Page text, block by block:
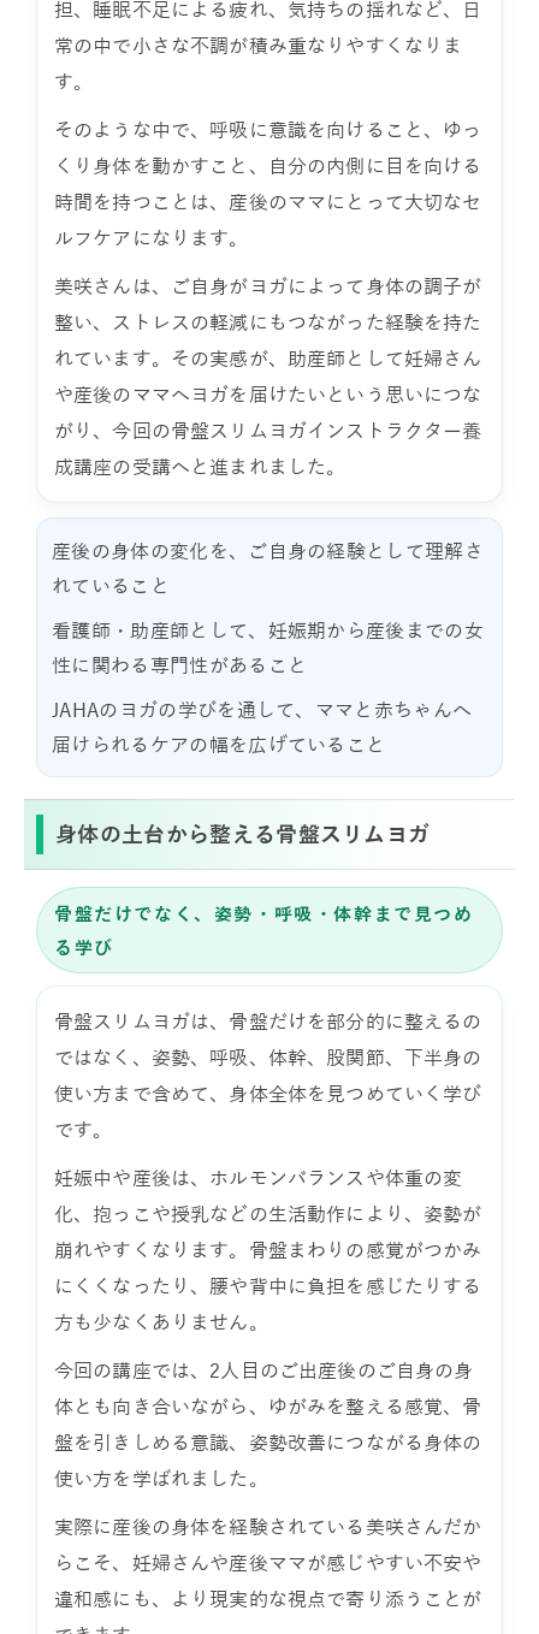
担、睡眠不足による疲れ、気持ちの揺れなど、日
常の中で小さな不調が積み重なりやすくなりま
す。
そのような中で、呼吸に意識を向けること、ゆっ
くり身体を動かすこと、自分の内側に目を向ける
時間を持つことは、産後のママにとって大切なセ
ルフケアになります。
美咲さんは、ご自身がヨガによって身体の調子が
整い、ストレスの軽減にもつながった経験を持た
れています。その実感が、助産師として妊婦さん
や産後のママへヨガを届けたいという思いにつな
がり、今回の骨盤スリムヨガインストラクター養
成講座の受講へと進まれました。
産後の身体の変化を、ご自身の経験として理解さ
れていること
看護師・助産師として、妊娠期から産後までの女
性に関わる専門性があること
JAHAのヨガの学びを通して、ママと赤ちゃんへ
届けられるケアの幅を広げていること
身体の土台から整える骨盤スリムヨガ
骨盤だけでなく、姿勢・呼吸・体幹まで見つめ
る学び
骨盤スリムヨガは、骨盤だけを部分的に整えるの
ではなく、姿勢、呼吸、体幹、股関節、下半身の
使い方まで含めて、身体全体を見つめていく学び
です。
妊娠中や産後は、ホルモンバランスや体重の変
化、抱っこや授乳などの生活動作により、姿勢が
崩れやすくなります。骨盤まわりの感覚がつかみ
にくくなったり、腰や背中に負担を感じたりする
方も少なくありません。
今回の講座では、2人目のご出産後のご自身の身
体とも向き合いながら、ゆがみを整える感覚、骨
盤を引きしめる意識、姿勢改善につながる身体の
使い方を学ばれました。
実際に産後の身体を経験されている美咲さんだか
らこそ、妊婦さんや産後ママが感じやすい不安や
違和感にも、より現実的な視点で寄り添うことが